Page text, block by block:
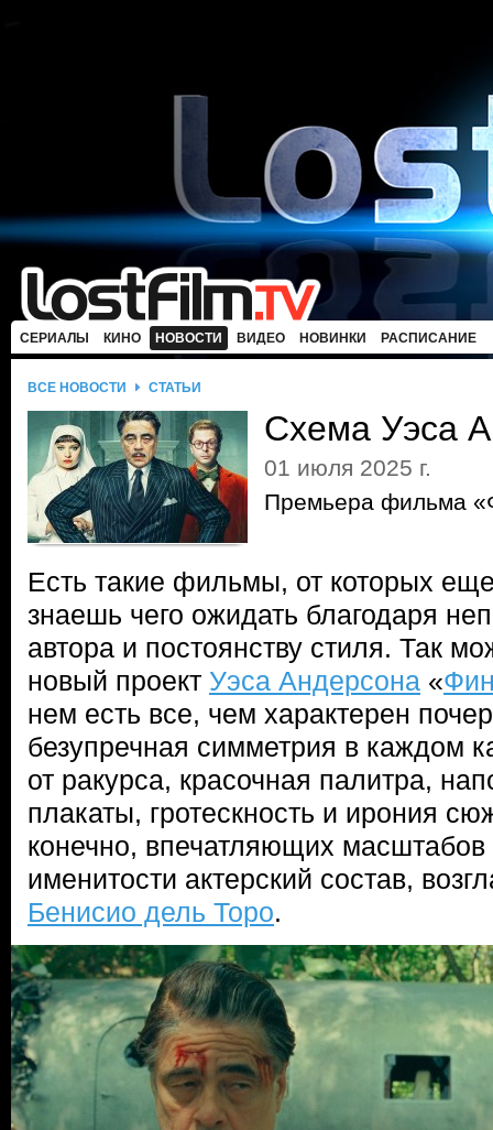
СЕРИАЛЫ КИНО НОВОСТИ ВИДЕО НОВИНКИ РАСПИСАНИЕ
ВСЕ НОВОСТИ СТАТЬИ
Схема Уэса
01 июля 2025 г.
Премьера фильма
Есть такие фильмы, от которых
знаешь чего ожидать благодаря
автора и постоянству стиля. Так
новый проект Уэса Андерсона «
нем есть все, чем характерен
безупречная симметрия в каждом
от ракурса, красочная палитра,
плакаты, гротескность и ирония
конечно, впечатляющих масштабов
именитости актерский состав,
Бенисио дель Торо.